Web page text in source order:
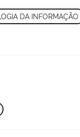
DA INFORMAÇÃO